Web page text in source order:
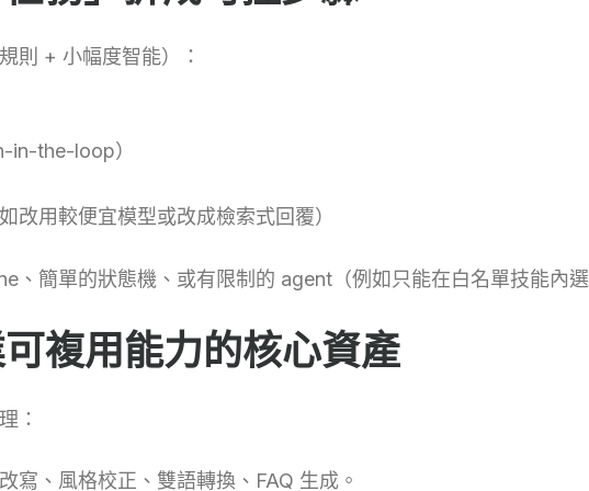
則 + 小幅度智能）：
in-the-loop）
改用較便宜模型或改成檢索式回覆）
、簡單的狀態機、或有限制的 agent（例如只能在白名單技能內
複用能力的核心資產
：
寫、風格校正、雙語轉換、FAQ 生成。